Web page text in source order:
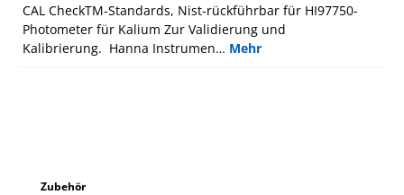
CAL CheckTM-Standards, Nist-rückführbar für HI97750-
Photometer für Kalium Zur Validierung und
Kalibrierung. Hanna Instrumen… Mehr
Produktgalerie überspringen
Zubehör